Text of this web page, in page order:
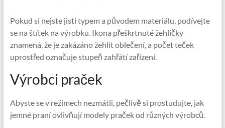
Pokud si nejste jisti typem a původem materiálu, podívejte
se na štítek na výrobku. Ikona přeškrtnuté žehličky
znamená, že je zakázáno žehlit oblečení, a počet teček
uprostřed označuje stupeň zahřátí zařízení.
Výrobci praček
Abyste se v režimech nezmátli, pečlivě si prostudujte, jak
jemné praní ovlivňují modely praček od různých výrobců.